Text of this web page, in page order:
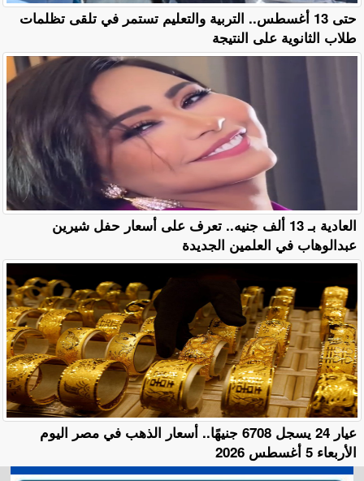
حتى 13 أغسطس.. التربية والتعليم تستمر في تلقى تظلمات
طلاب الثانوية على النتيجة
العادية بـ 13 ألف جنيه.. تعرف على أسعار حفل شيرين
عبدالوهاب في العلمين الجديدة
عيار 24 يسجل 6708 جنيهًا.. أسعار الذهب في مصر اليوم
الأربعاء 5 أغسطس 2026